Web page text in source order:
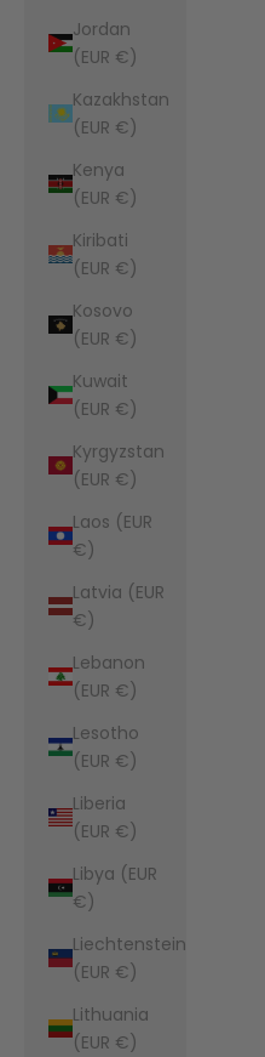
Jordan
(EUR €)
Kazakhstan
(EUR €)
Kenya
(EUR €)
Kiribati
(EUR €)
Kosovo
(EUR €)
Kuwait
(EUR €)
Kyrgyzstan
(EUR €)
Laos (EUR
€)
Latvia (EUR
€)
Lebanon
(EUR €)
Lesotho
(EUR €)
Liberia
(EUR €)
Libya (EUR
€)
Liechtenstein
(EUR €)
Lithuania
(EUR €)